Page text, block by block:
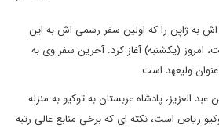
به ژاپن را که اولین سفر رسمی اش به این
(یکشنبه) آغاز کرد. آخرین سفر وی به
العزیز، پادشاه عربستان به توکیو به منزله
ریاض است، نکته ای که برخی منابع عالی رتبه